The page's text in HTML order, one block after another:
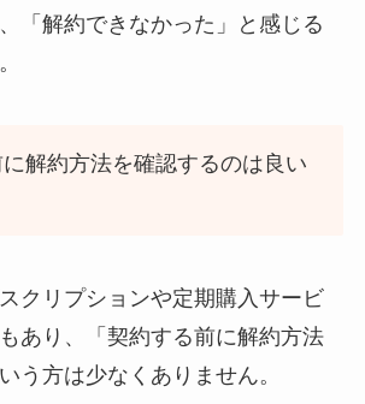
「解約できなかった」と感じる
解約方法を確認するのは良い
クリプションや定期購入サービ
あり、「契約する前に解約方法
う方は少なくありません。